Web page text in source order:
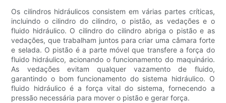
Os cilindros hidráulicos consistem em várias partes críticas,
incluindo o cilindro do cilindro, o pistão, as vedações e o
fluido hidráulico. O cilindro do cilindro abriga o pistão e as
vedações, que trabalham juntos para criar uma câmara forte
e selada. O pistão é a parte móvel que transfere a força do
fluido hidráulico, acionando o funcionamento do maquinário.
As vedações evitam qualquer vazamento de fluido,
garantindo o bom funcionamento do sistema hidráulico. O
fluido hidráulico é a força vital do sistema, fornecendo a
pressão necessária para mover o pistão e gerar força.